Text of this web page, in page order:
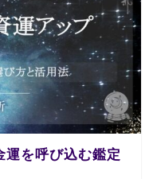
運を呼び込む鑑定